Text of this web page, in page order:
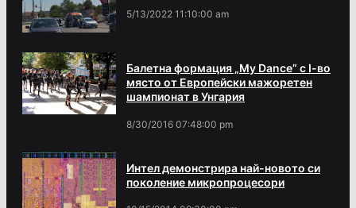
5/13/2022 11:10:00 am
Балетна формация „My Dance” с І-во
място от Европейски мажоретен
шампионат в Унгария
8/30/2016 07:48:00 pm
Интел демонстрира най-новото си
поколение микропроцесори